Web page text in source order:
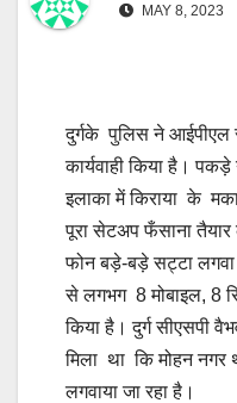
MAY 8, 2023
दुर्गके पुलिस ने आईपीएल
कार्यवाही किया है।
इलाका में किराया के
पूरा सेटअप फँसाना
फोन बड़े-बड़े सट्टा
से लगभग 8 मोबाइल, 8
किया है। दुर्ग सीएसपी
मिला था कि मोहन नगर
लगवाया जा रहा है।